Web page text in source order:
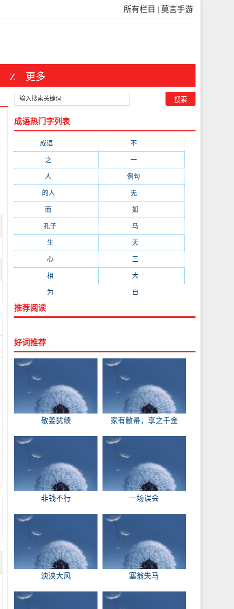
所有栏目 | 莫言手游
Z 更多
成语热门字列表
成语 不(371)
之 一(209)
人 例句
的人 无(123)
而 如
孔子 马
生 天
心(85) 三
相 大
为 自
推荐阅读
好词推荐
敬姜犹绩 家有敝帚，享之千金
非钱不行 一场误会
泱泱大风 塞翁失马